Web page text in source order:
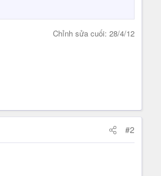
Chỉnh sửa cuối: 28/4/12
#2